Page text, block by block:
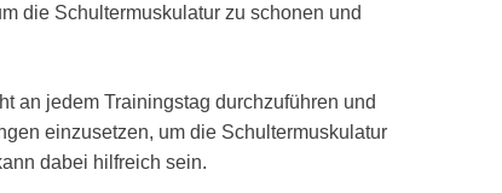
die Schultermuskulatur zu schonen und
an jedem Trainingstag durchzuführen und
einzusetzen, um die Schultermuskulatur
dabei hilfreich sein.